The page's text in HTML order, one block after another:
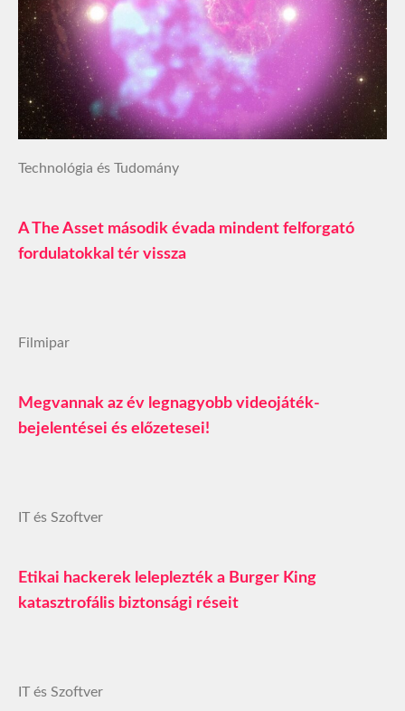
Technológia és Tudomány
A The Asset második évada mindent felforgató
fordulatokkal tér vissza
Filmipar
Megvannak az év legnagyobb videojáték-
bejelentései és előzetesei!
IT és Szoftver
Etikai hackerek leleplezték a Burger King
katasztrofális biztonsági réseit
IT és Szoftver